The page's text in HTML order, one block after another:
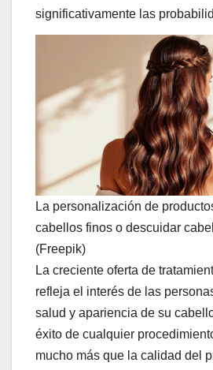
significativamente las
La personalización de
cabellos finos o descuidar
(Freepik)
La creciente oferta de
refleja el interés de las
salud y apariencia de su
éxito de cualquier
mucho más que la calidad del